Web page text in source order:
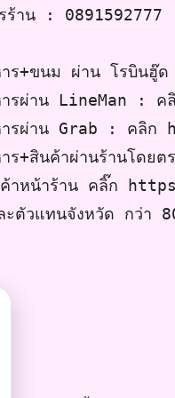
รร้าน : 0891592777
าร+ขนม ผ่าน โร
ารผ่าน LineMan :
ารผ่าน Grab : คลิ
าร+สินค้าผ่านร้าน
นค้าหน้าร้าน คลิ๊ก
ละตัวแทนจังหวัด ก